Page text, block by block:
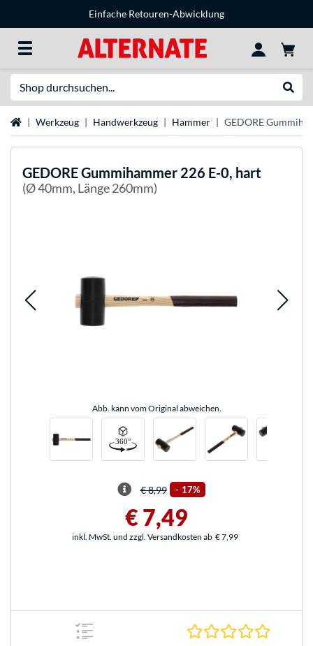
Einfache Retouren-Abwicklung
StartseiteWerkzeug Handwerkzeug Hammer GEDORE
GEDOREGummihammer 226 E-0, hart
(Ø 40mm, Länge 260mm)
Abb. kann vom Original abweichen.
€ 8,99 - 17%
€ 7,49
inkl. MwSt. und zzgl. Versandkosten ab € 7,99